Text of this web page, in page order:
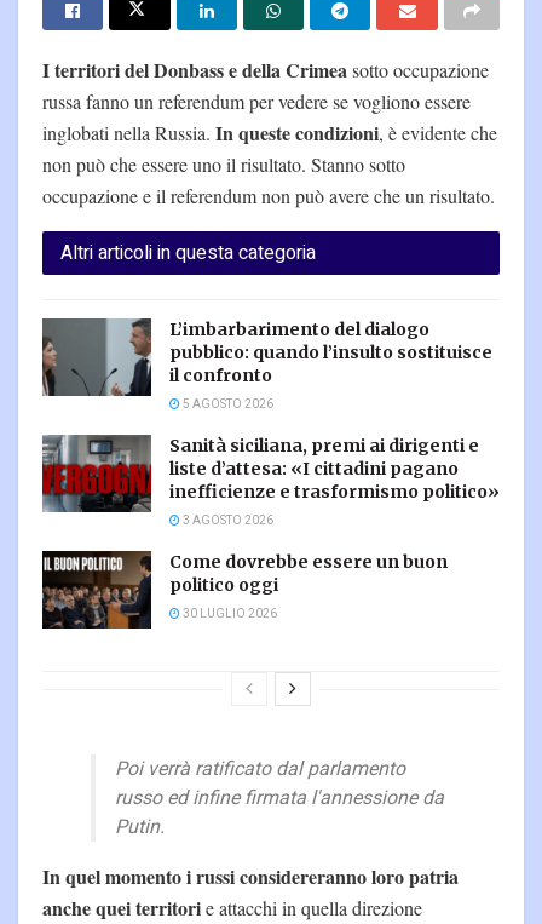
I territori del Donbass e della Crimeasotto occupazione
russa fanno un referendum per vedere se vogliono essere
inglobati nella Russia. In queste condizioni, è evidente che
non può che essere uno il risultato. Stanno sotto
occupazione e il referendum non può avere che un risultato.
Altri articoli in questa categoria
L’imbarbarimento del dialogo
pubblico: quando l’insulto sostituisce
il confronto
5 AGOSTO 2026
Sanità siciliana, premi ai dirigenti e
liste d’attesa: «I cittadini pagano
inefficienze e trasformismo politico»
3 AGOSTO 2026
Come dovrebbe essere un buon
politico oggi
30 LUGLIO 2026
Poi verrà ratificato dal parlamento
russo ed infine firmata l'annessione da
Putin.
In quel momento i russi considereranno loro patria
anche quei territorie attacchi in quella direzione